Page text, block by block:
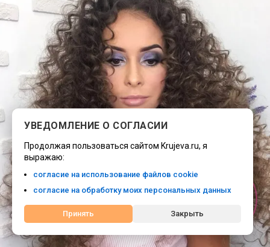
Онлайн-
УВЕДОМЛЕНИЕ О СОГЛАСИИ
Продолжая пользоваться сайтом Krujeva.ru, я
выражаю:
согласие на использование файлов cookie
согласие на обработку моих персональных данных
Принять Закрыть